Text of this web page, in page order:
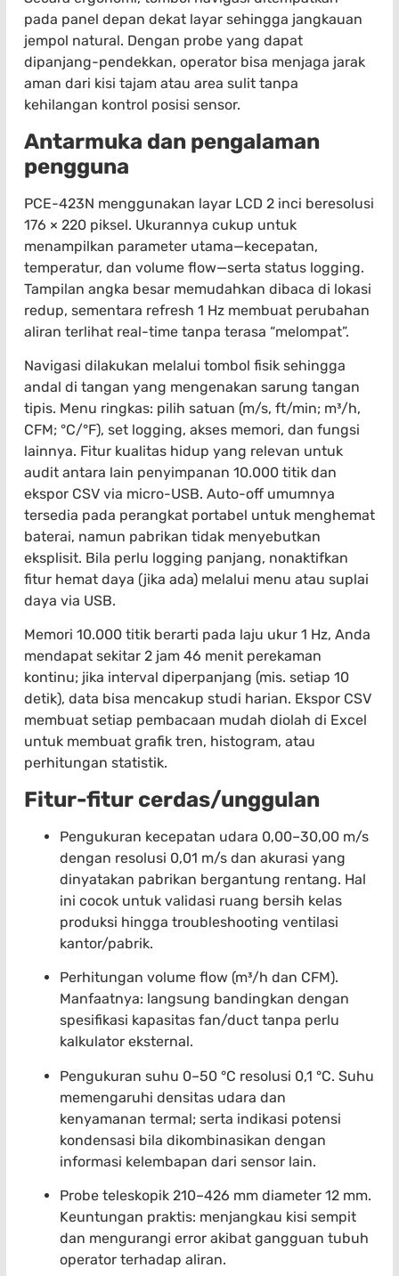
pada panel depan dekat layar sehingga jangkauan
jempol natural. Dengan probe yang dapat
dipanjang-pendekkan, operator bisa menjaga jarak
aman dari kisi tajam atau area sulit tanpa
kehilangan kontrol posisi sensor.
Antarmuka dan pengalaman
pengguna
PCE-423N menggunakan layar LCD 2 inci beresolusi
176 × 220 piksel. Ukurannya cukup untuk
menampilkan parameter utama—kecepatan,
temperatur, dan volume flow—serta status logging.
Tampilan angka besar memudahkan dibaca di lokasi
redup, sementara refresh 1 Hz membuat perubahan
aliran terlihat real-time tanpa terasa “melompat”.
Navigasi dilakukan melalui tombol fisik sehingga
andal di tangan yang mengenakan sarung tangan
tipis. Menu ringkas: pilih satuan (m/s, ft/min; m³/h,
CFM; °C/°F), set logging, akses memori, dan fungsi
lainnya. Fitur kualitas hidup yang relevan untuk
audit antara lain penyimpanan 10.000 titik dan
ekspor CSV via micro-USB. Auto-off umumnya
tersedia pada perangkat portabel untuk menghemat
baterai, namun pabrikan tidak menyebutkan
eksplisit. Bila perlu logging panjang, nonaktifkan
fitur hemat daya (jika ada) melalui menu atau suplai
daya via USB.
Memori 10.000 titik berarti pada laju ukur 1 Hz, Anda
mendapat sekitar 2 jam 46 menit perekaman
kontinu; jika interval diperpanjang (mis. setiap 10
detik), data bisa mencakup studi harian. Ekspor CSV
membuat setiap pembacaan mudah diolah di Excel
untuk membuat grafik tren, histogram, atau
perhitungan statistik.
Fitur-fitur cerdas/unggulan
Pengukuran kecepatan udara 0,00–30,00 m/s
dengan resolusi 0,01 m/s dan akurasi yang
dinyatakan pabrikan bergantung rentang. Hal
ini cocok untuk validasi ruang bersih kelas
produksi hingga troubleshooting ventilasi
kantor/pabrik.
Perhitungan volume flow (m³/h dan CFM).
Manfaatnya: langsung bandingkan dengan
spesifikasi kapasitas fan/duct tanpa perlu
kalkulator eksternal.
Pengukuran suhu 0–50 °C resolusi 0,1 °C. Suhu
memengaruhi densitas udara dan
kenyamanan termal; serta indikasi potensi
kondensasi bila dikombinasikan dengan
informasi kelembapan dari sensor lain.
Probe teleskopik 210–426 mm diameter 12 mm.
Keuntungan praktis: menjangkau kisi sempit
dan mengurangi error akibat gangguan tubuh
operator terhadap aliran.